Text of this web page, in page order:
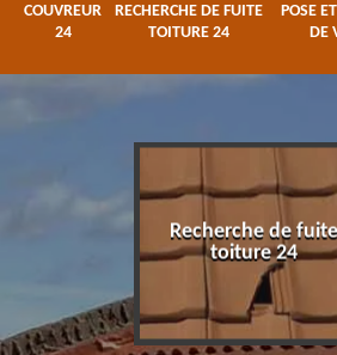
COUVREUR
24
RECHERCHE DE FUITE
TOITURE 24
POSE
DE
Recherche de fuite
toiture 24